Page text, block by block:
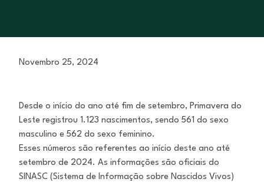
Novembro 25, 2024
Desde o início do ano até fim de setembro, Primavera do
Leste registrou 1.123 nascimentos, sendo 561 do sexo
masculino e 562 do sexo feminino.
Esses números são referentes ao início deste ano até
setembro de 2024. As informações são oficiais do
SINASC (Sistema de Informação sobre Nascidos Vivos)